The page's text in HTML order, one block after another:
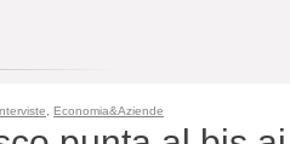
Economia&Aziende